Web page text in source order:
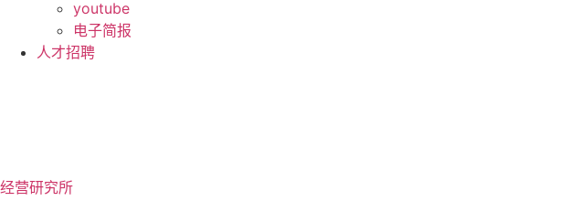
youtube
电子简报
人才招聘
经营研究所